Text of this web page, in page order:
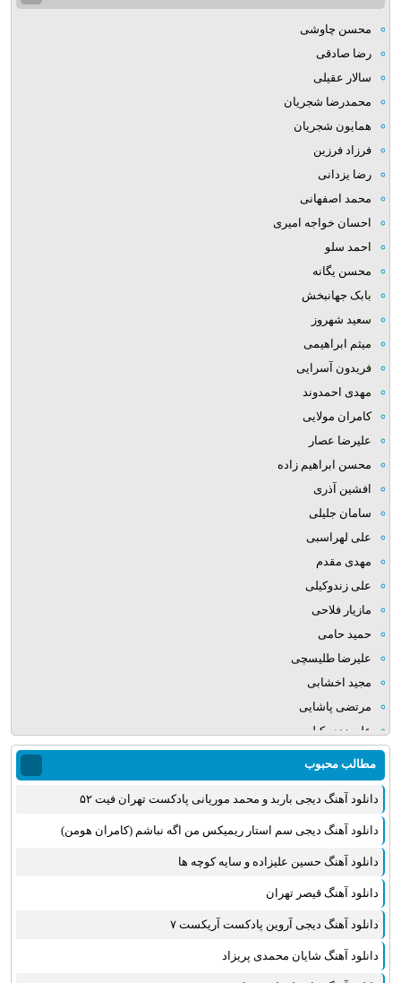
محسن چاوشی
رضا صادقی
سالار عقیلی
محمدرضا شجریان
همایون شجریان
فرزاد فرزین
رضا یزدانی
محمد اصفهانی
احسان خواجه امیری
احمد سلو
محسن یگانه
بابک جهانبخش
سعید شهروز
میثم ابراهیمی
فریدون آسرایی
مهدی احمدوند
کامران مولایی
علیرضا عصار
محسن ابراهیم زاده
افشین آذری
سامان جلیلی
علی لهراسبی
مهدی مقدم
علی زندوکیلی
مازیار فلاحی
حمید حامی
علیرضا طلیسچی
مجید اخشابی
مرتضی پاشایی
علی زند وکیلی
میلاد بابایی
مهدی یراحی
روزبه نعمت الهی
عماد طالب زاده
علی عبدالمالکی
مجید خراطها
زانیار خسروی
امیر عظیمی
مطالب محبوب
دانلود آهنگ دیجی باربد و محمد موریانی پادکست تهران فیت ۵۲
دانلود آهنگ دیجی سم استار ریمیکس من اگه نباشم (کامران هومن)
دانلود آهنگ حسین علیزاده و سایه کوچه ها
دانلود آهنگ قیصر تهران
دانلود آهنگ دیجی آروین پادکست آریکست ۷
دانلود آهنگ شایان محمدی پریزاد